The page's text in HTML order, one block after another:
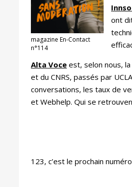
magazine En-Contact
n°114
ont
Alta Voce est, selon nous,
et du CNRS, passés par
conversations, les taux de
et Webhelp. Qui se
123, c’est le prochain